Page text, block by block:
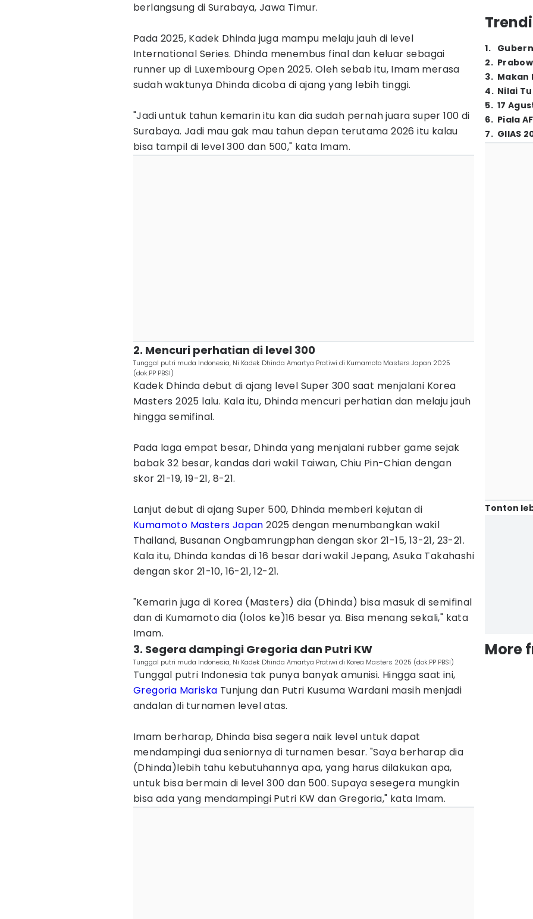
berlangsung di Surabaya, Jawa Timur.
Pada 2025, Kadek Dhinda juga mampu melaju jauh di level
International Series. Dhinda menembus final dan keluar sebagai
runner up di Luxembourg Open 2025. Oleh sebab itu, Imam merasa
sudah waktunya Dhinda dicoba di ajang yang lebih tinggi.
"Jadi untuk tahun kemarin itu kan dia sudah pernah juara super 100 di
Surabaya. Jadi mau gak mau tahun depan terutama 2026 itu kalau
bisa tampil di level 300 dan 500," kata Imam.
2. Mencuri perhatian di level 300
Tunggal putri muda Indonesia, Ni Kadek Dhinda Amartya Pratiwi di Kumamoto Masters Japan 2025
(dok.PP PBSI)
Kadek Dhinda debut di ajang level Super 300 saat menjalani Korea
Masters 2025 lalu. Kala itu, Dhinda mencuri perhatian dan melaju jauh
hingga semifinal.
Pada laga empat besar, Dhinda yang menjalani rubber game sejak
babak 32 besar, kandas dari wakil Taiwan, Chiu Pin-Chian dengan
skor 21-19, 19-21, 8-21.
Lanjut debut di ajang Super 500, Dhinda memberi kejutan di
Kumamoto Masters Japan 2025 dengan menumbangkan wakil
Thailand, Busanan Ongbamrungphan dengan skor 21-15, 13-21, 23-21.
Kala itu, Dhinda kandas di 16 besar dari wakil Jepang, Asuka Takahashi
dengan skor 21-10, 16-21, 12-21.
"Kemarin juga di Korea (Masters) dia (Dhinda) bisa masuk di semifinal
dan di Kumamoto dia (lolos ke)16 besar ya. Bisa menang sekali," kata
Imam.
3. Segera dampingi Gregoria dan Putri KW
Tunggal putri muda Indonesia, Ni Kadek Dhinda Amartya Pratiwi di Korea Masters 2025 (dok.PP PBSI)
Tunggal putri Indonesia tak punya banyak amunisi. Hingga saat ini,
Gregoria Mariska Tunjung dan Putri Kusuma Wardani masih menjadi
andalan di turnamen level atas.
Imam berharap, Dhinda bisa segera naik level untuk dapat
mendampingi dua seniornya di turnamen besar. "Saya berharap dia
(Dhinda)lebih tahu kebutuhannya apa, yang harus dilakukan apa,
untuk bisa bermain di level 300 dan 500. Supaya sesegera mungkin
bisa ada yang mendampingi Putri KW dan Gregoria," kata Imam.
1.
2.
3. Makan
4. Nilai
5. 17
6. Piala
7. GIIAS
Tonton
More